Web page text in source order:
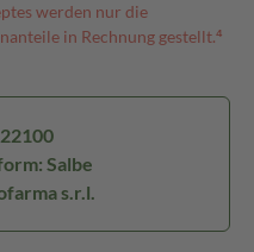
werden nur die
in Rechnung gestellt.⁴
Salbe
s.r.l.